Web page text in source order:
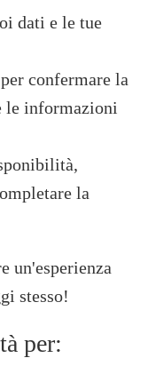
dati e le tue
confermare la
informazioni
la
un'esperienza
stesso!
per: